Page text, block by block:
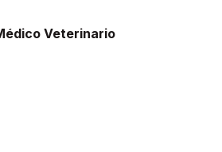
Veterinario